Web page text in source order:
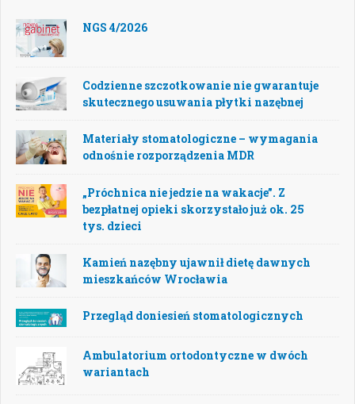
NGS 4/2026
Codzienne szczotkowanie nie gwarantuje
skutecznego usuwania płytki nazębnej
Materiały stomatologiczne – wymagania
odnośnie rozporządzenia MDR
„Próchnica nie jedzie na wakacje”. Z
bezpłatnej opieki skorzystało już ok. 25
tys. dzieci
Kamień nazębny ujawnił dietę dawnych
mieszkańców Wrocławia
Przegląd doniesień stomatologicznych
Ambulatorium ortodontyczne w dwóch
wariantach